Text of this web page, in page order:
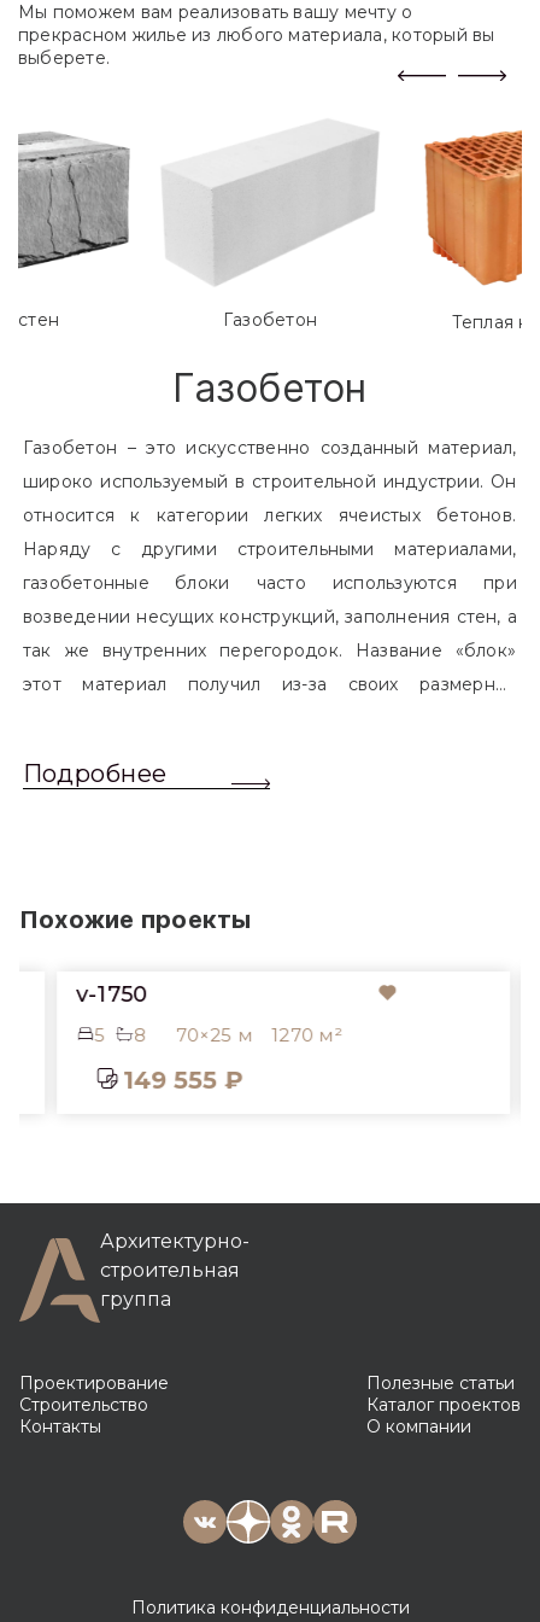
Мы поможем вам реализовать вашу мечту о
прекрасном жилье из любого материала, который вы
выберете.
Газобетон Теплая
Газобетон
Газобетон – это искусственно созданный материал,
широко используемый в строительной индустрии. Он
относится к категории легких ячеистых бетонов.
Наряду с другими строительными материалами,
газобетонные блоки часто используются при
возведении несущих конструкций, заполнения стен, а
так же внутренних перегородок. Название «блок»
этот материал получил из-за своих размерных
обычный одинарный кирпич. Размер блоков различен
Подробнее
Похожие проекты
v-1750
5 8 70×25 м 1270 м²
149 555 ₽
Архитектурно-
строительная
группа
Проектирование
Строительство
Контакты
Полезные статьи
Каталог проектов
О компании
Политика конфиденциальности